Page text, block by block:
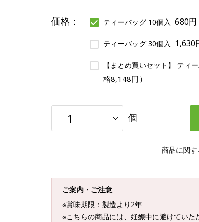
価格： ティーバッグ 10個入 680円
ティーバッグ 30個入 1,630
【まとめ買いセット】 ティ
格8,148円）
個
商品に関
ご案内・ご注意
※賞味期限：製造より2年
※こちらの商品には、妊娠中に避けてい